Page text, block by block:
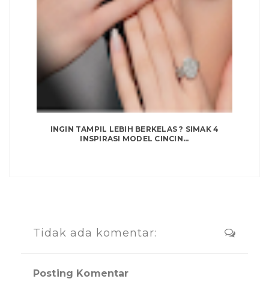
INGIN TAMPIL LEBIH BERKELAS ? SIMAK 4
INSPIRASI MODEL CINCIN...
Tidak ada komentar:
Posting Komentar